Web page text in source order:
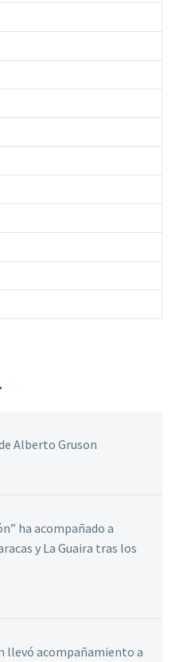
Alberto Gruson
ha acompañado a
y La Guaira tras los
llevó acompañamiento a